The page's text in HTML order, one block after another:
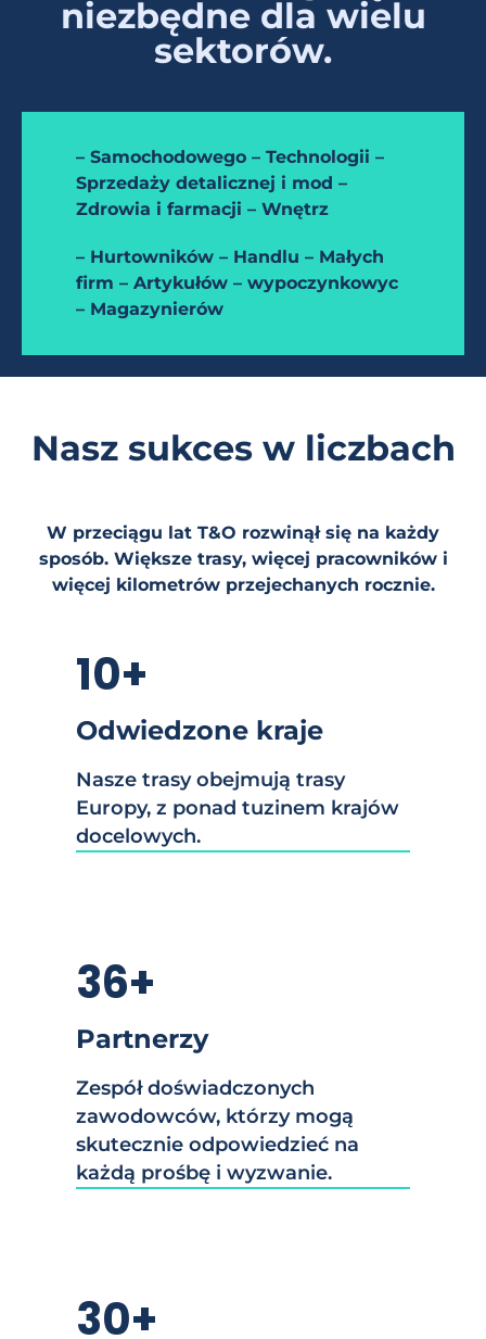
niezbędne dla wielu
sektorów.
– Samochodowego – Technologii –
Sprzedaży detalicznej i mod –
Zdrowia i farmacji – Wnętrz
– Hurtowników – Handlu – Małych
firm – Artykułów – wypoczynkowyc
– Magazynierów
Nasz sukces w liczbach
W przeciągu lat T&O rozwinął się na każdy
sposób. Większe trasy, więcej pracowników i
więcej kilometrów przejechanych rocznie.
10+
Odwiedzone kraje
Nasze trasy obejmują trasy
Europy, z ponad tuzinem krajów
docelowych.
36+
Partnerzy
Zespół doświadczonych
zawodowców, którzy mogą
skutecznie odpowiedzieć na
każdą prośbę i wyzwanie.
30+